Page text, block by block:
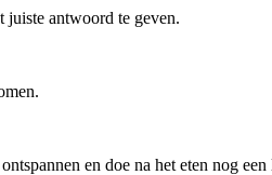
juiste antwoord te geven.
en doe na het eten nog